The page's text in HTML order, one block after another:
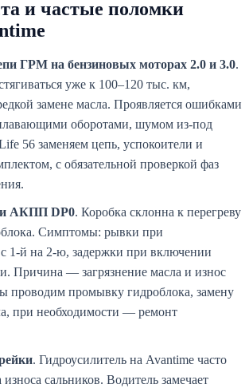
и частые поломки
ГРМ на бензиновых моторах 2.0 и 3.0.
уже к 100–120 тыс. км,
замене масла. Проявляется ошибками
оборотами, шумом из-под
56 заменяем цепь, успокоители и
с обязательной проверкой фаз
АКПП DP0. Коробка склонна к перегреву
Симптомы: рывки при
1-й на 2-ю, задержки при включении
Причина — загрязнение масла и износ
проводим промывку гидроблока, замену
при необходимости — ремонт
. Гидроусилитель на Avantime часто
износа сальников. Водитель замечает